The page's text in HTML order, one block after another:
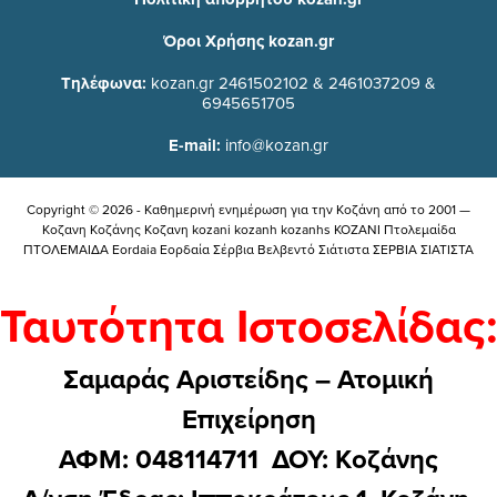
Όροι Χρήσης kozan.gr
Τηλέφωνα: kozan.gr 2461502102 & 2461037209 &
6945651705
E-mail: info@kozan.gr
Copyright © 2026 - Καθημερινή ενημέρωση για την Kοζάνη από το 2001 —
Κοζανη Κοζάνης Κοζανη kozani kozanh kozanhs KOZANI Πτολεμαίδα
ΠΤΟΛΕΜΑΙΔΑ Eordaia Εορδαία Σέρβια Βελβεντό Σιάτιστα ΣΕΡΒΙΑ ΣΙΑΤΙΣΤΑ
Ταυτότητα Ιστοσελίδας:
Σαμαράς Αριστείδης – Ατομική
Επιχείρηση
ΑΦΜ: 048114711 ΔΟΥ: Kοζάνης